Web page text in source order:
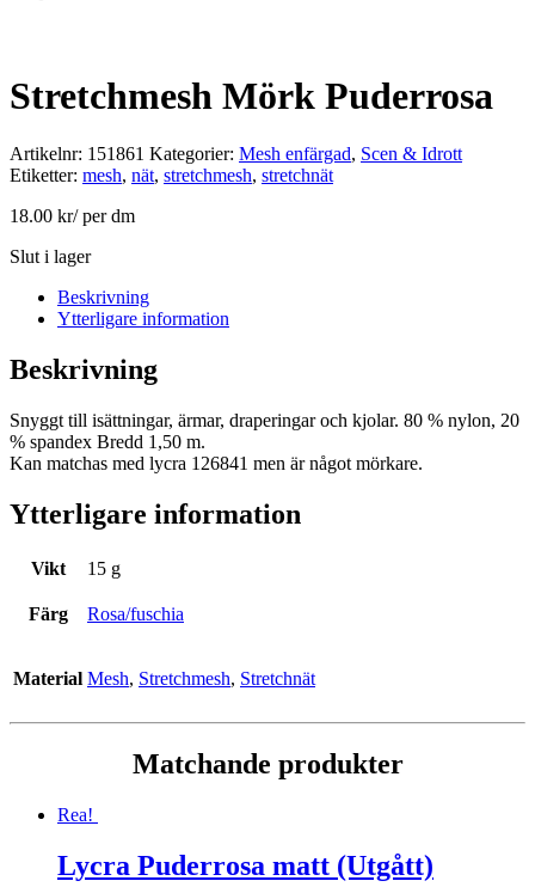
Stretchmesh Mörk Puderrosa
Artikelnr: 151861 Kategorier: Mesh enfärgad, Scen & Idrott
Etiketter: mesh, nät, stretchmesh, stretchnät
18.00 kr/ per dm
Slut i lager
Beskrivning
Ytterligare information
Beskrivning
Snyggt till isättningar, ärmar, draperingar och kjolar. 80 % nylon, 20
% spandex Bredd 1,50 m.
Kan matchas med lycra 126841 men är något mörkare.
Ytterligare information
Vikt 15 g
Färg Rosa/fuschia
Material Mesh, Stretchmesh, Stretchnät
Matchande produkter
Rea!
Lycra Puderrosa matt (Utgått)